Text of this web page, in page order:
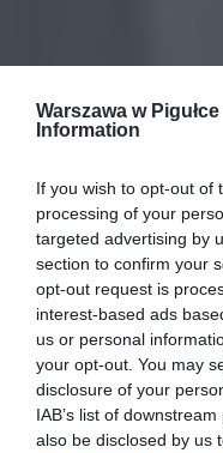
Warszawa w Pigułce
Information
If you wish to opt-out of
processing of your
targeted advertising by
section to confirm your
opt-out request is
interest-based ads
us or personal
your opt-out. You may
disclosure of your
IAB’s list of
also be disclosed by us